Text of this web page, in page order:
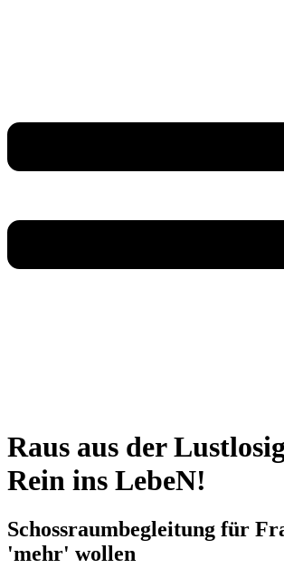
Raus aus der
Rein ins LebeN!
Schossraumbegleitung für
'mehr' wollen